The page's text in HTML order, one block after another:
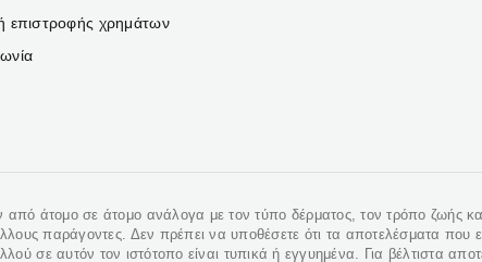
επιστροφής χρημάτων
από άτομο σε άτομο ανάλογα με τον τύπο δέρματος, τον τρόπο ζωής
παράγοντες. Δεν πρέπει να υποθέσετε ότι τα αποτελέσματα που
σε αυτόν τον ιστότοπο είναι τυπικά ή εγγυημένα. Για βέλτιστα